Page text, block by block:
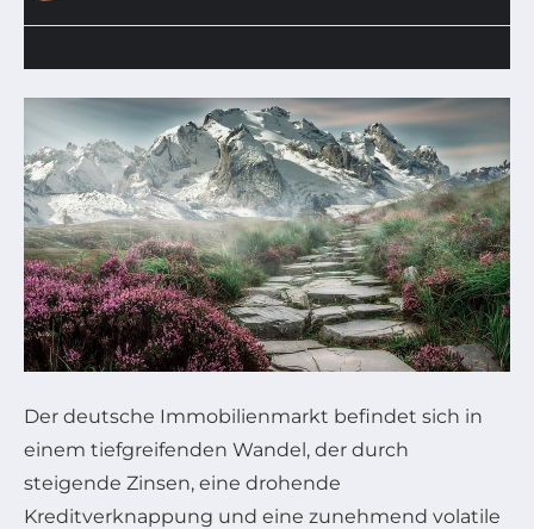
Der deutsche Immobilienmarkt befindet sich in
einem tiefgreifenden Wandel, der durch
steigende Zinsen, eine drohende
Kreditverknappung und eine zunehmend volatile